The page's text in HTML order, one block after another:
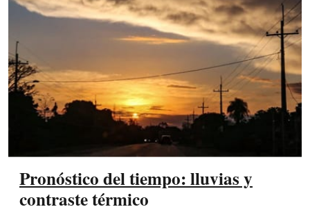
Pronóstico del tiempo: lluvias y
contraste térmico